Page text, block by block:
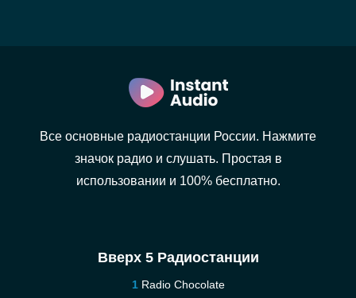
Все основные радиостанции России. Нажмите
значок радио и слушать. Простая в
использовании и 100% бесплатно.
Вверх 5 Радиостанции
Radio Chocolate